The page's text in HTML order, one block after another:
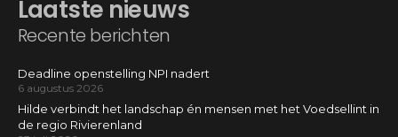
Laatste nieuws
Recente berichten
Deadline openstelling NPI nadert
6 augustus 2026
Hilde verbindt het landschap én mensen met het Voedsellint in
de regio Rivierenland